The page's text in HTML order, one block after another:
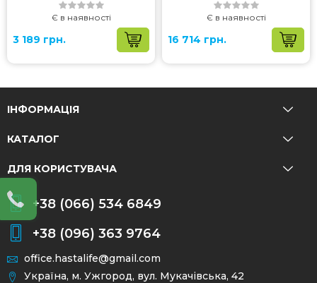
Є в наявності
3 189 грн.
Є в наявності
16 714 грн.
ІНФОРМАЦІЯ
КАТАЛОГ
ДЛЯ КОРИСТУВАЧА
+38 (066) 534 6849
+38 (096) 363 9764
office.hastalife@gmail.com
Україна, м. Ужгород, вул. Мукачівська, 42